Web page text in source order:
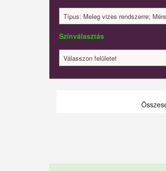
Típus: Meleg vizes rendszerre;
Színválasztás
Válasszon felületet